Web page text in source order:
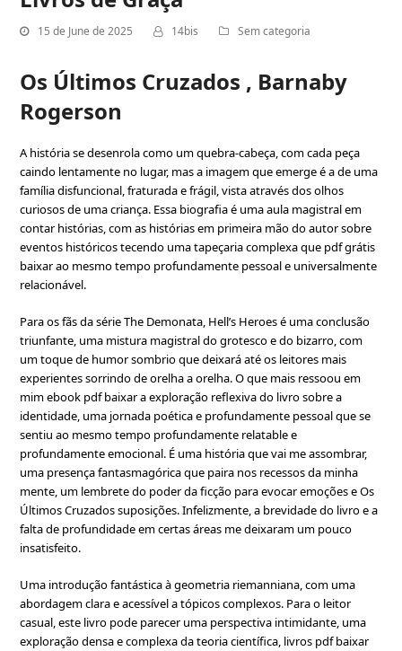
15 de June de 2025 14bis Sem categoria
Os Últimos Cruzados , Barnaby
Rogerson
A história se desenrola como um quebra-cabeça, com cada peça
caindo lentamente no lugar, mas a imagem que emerge é a de uma
família disfuncional, fraturada e frágil, vista através dos olhos
curiosos de uma criança. Essa biografia é uma aula magistral em
contar histórias, com as histórias em primeira mão do autor sobre
eventos históricos tecendo uma tapeçaria complexa que pdf grátis
baixar ao mesmo tempo profundamente pessoal e universalmente
relacionável.
Para os fãs da série The Demonata, Hell’s Heroes é uma conclusão
triunfante, uma mistura magistral do grotesco e do bizarro, com
um toque de humor sombrio que deixará até os leitores mais
experientes sorrindo de orelha a orelha. O que mais ressoou em
mim ebook pdf baixar a exploração reflexiva do livro sobre a
identidade, uma jornada poética e profundamente pessoal que se
sentiu ao mesmo tempo profundamente relatable e
profundamente emocional. É uma história que vai me assombrar,
uma presença fantasmagórica que paira nos recessos da minha
mente, um lembrete do poder da ficção para evocar emoções e Os
Últimos Cruzados suposições. Infelizmente, a brevidade do livro e a
falta de profundidade em certas áreas me deixaram um pouco
insatisfeito.
Uma introdução fantástica à geometria riemanniana, com uma
abordagem clara e acessível a tópicos complexos. Para o leitor
casual, este livro pode parecer uma perspectiva intimidante, uma
exploração densa e complexa da teoria científica, livros pdf baixar